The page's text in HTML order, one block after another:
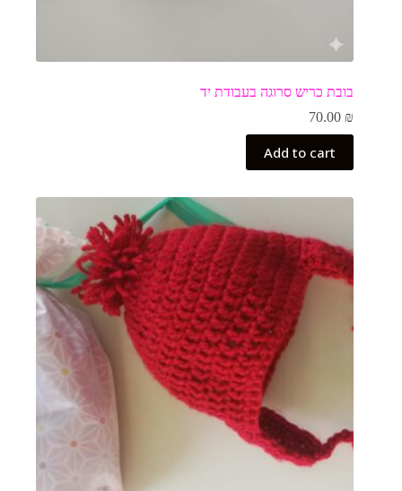
בובת כריש סרוגה בעבודת יד
70.00 ₪
Add to cart